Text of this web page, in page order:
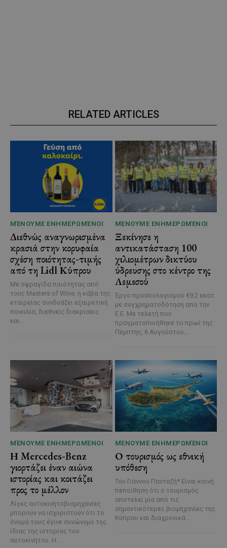
RELATED ARTICLES
ΜΈΝΟΥΜΕ ΕΝΗΜΕΡΩΜΈΝΟΙ
Διεθνώς αναγνωρισμένα
κρασιά στην κορυφαία
σχέση ποιότητας-τιμής
από τη Lidl Κύπρου
Με σφραγίδα ποιότητας από
τους Masters of Wine, η κάβα της
εταιρείας συνδυάζει εξαιρετική
ποικιλία, διεθνείς διακρίσεις
και...
ΜΈΝΟΥΜΕ ΕΝΗΜΕΡΩΜΈΝΟΙ
Ξεκίνησε η
αντικατάσταση 100
χιλιομέτρων δικτύου
ύδρευσης στο κέντρο της
Λεμεσού
Έργο προϋπολογισμού €9,2 εκατ.
με συγχρηματοδότηση από την
Ε.Ε. Με τελετή που
πραγματοποιήθηκε το πρωί της
Πέμπτης, 6 Αυγούστου...
ΜΈΝΟΥΜΕ ΕΝΗΜΕΡΩΜΈΝΟΙ
Η Mercedes-Benz
γιορτάζει έναν αιώνα
ιστορίας και κοιτάζει
προς το μέλλον
Λίγες αυτοκινητοβιομηχανίες
μπορούν να ισχυριστούν ότι το
όνομά τους έγινε συνώνυμο της
ίδιας της ιστορίας του
αυτοκινήτου. Η...
ΜΈΝΟΥΜΕ ΕΝΗΜΕΡΩΜΈΝΟΙ
Ο τουρισμός ως εθνική
υπόθεση
Του Γιάννου Πανταζή* Είναι κοινή
πεποίθηση ότι ο τουρισμός
αποτελεί μία από τις
σημαντικότερες βιομηχανίες της
Κύπρου και διαχρονικά...